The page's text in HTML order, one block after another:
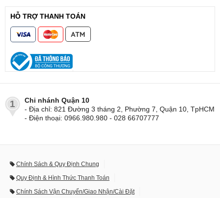
HỖ TRỢ THANH TOÁN
1
Chi nhánh Quận 10
- Địa chỉ: 821 Đường 3 tháng 2, Phường 7, Quận 10, TpHCM
- Điện thoại: 0966.980.980 - 028 66707777
Chính Sách & Quy Định Chung
Quy Định & Hình Thức Thanh Toán
Chính Sách Vận Chuyển/Giao Nhận/Cài Đặt